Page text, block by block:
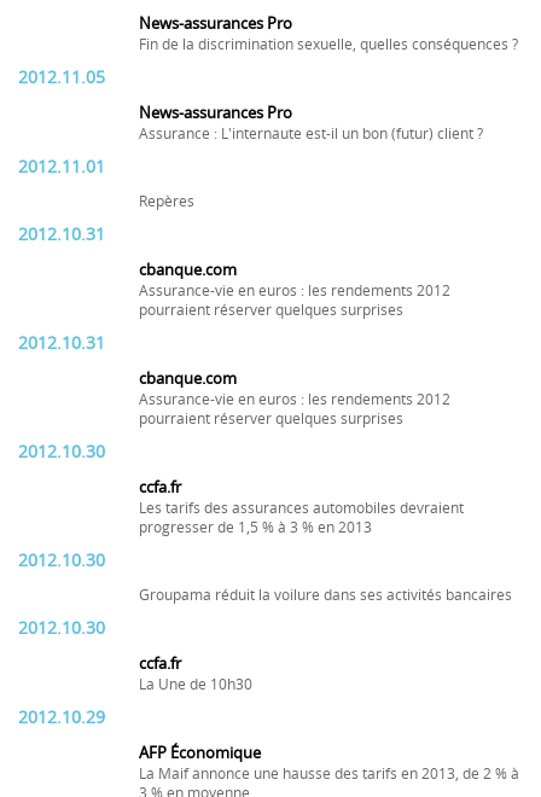
News-assurances Pro
Fin de la discrimination sexuelle, quelles conséquences ?
2012.11.05
News-assurances Pro
Assurance : L'internaute est-il un bon (futur) client ?
2012.11.01
Repères
2012.10.31
cbanque.com
Assurance-vie en euros : les rendements 2012
pourraient réserver quelques surprises
2012.10.31
cbanque.com
Assurance-vie en euros : les rendements 2012
pourraient réserver quelques surprises
2012.10.30
ccfa.fr
Les tarifs des assurances automobiles devraient
progresser de 1,5 % à 3 % en 2013
2012.10.30
Groupama réduit la voilure dans ses activités bancaires
2012.10.30
ccfa.fr
La Une de 10h30
2012.10.29
AFP Économique
La Maif annonce une hausse des tarifs en 2013, de 2 % à
3 % en moyenne